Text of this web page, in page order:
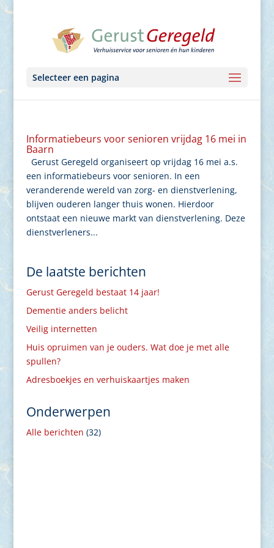
Selecteer een pagina
Informatiebeurs voor senioren vrijdag 16 mei in
Baarn
Gerust Geregeld organiseert op vrijdag 16 mei a.s.
een informatiebeurs voor senioren. In een
veranderende wereld van zorg- en dienstverlening,
blijven ouderen langer thuis wonen. Hierdoor
ontstaat een nieuwe markt van dienstverlening. Deze
dienstverleners...
De laatste berichten
Gerust Geregeld bestaat 14 jaar!
Dementie anders belicht
Veilig internetten
Huis opruimen van je ouders. Wat doe je met alle
spullen?
Adresboekjes en verhuiskaartjes maken
Onderwerpen
Alle berichten (32)